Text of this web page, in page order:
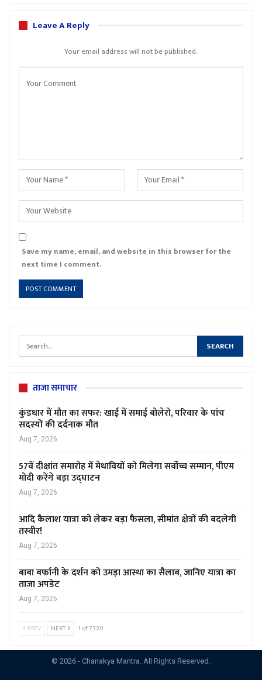
Leave A Reply
Your email address will not be published.
Save my name, email, and website in this browser for the
next time I comment.
ताजा समाचार
कुंडधार में मौत का सफर: खाई में समाई बोलेरो, परिवार के पांच
सदस्यों की दर्दनाक मौत
Aug 7, 2026
57वें दीक्षांत समारोह में मेधावियों को मिलेगा सर्वोच्च सम्मान, पीएम
मोदी करेंगे बड़ा उद्घाटन
Aug 7, 2026
आदि कैलाश यात्रा को लेकर बड़ा फैसला, सीमांत क्षेत्रों की बदलेगी
तस्वीर!
Aug 7, 2026
बाबा बर्फानी के दर्शन को उमड़ा आस्था का सैलाब, जानिए यात्रा का
ताजा अपडेट
Aug 7, 2026
PREV NEXT 1 of 7,320
© 2026 - Chanakya Mantra. All Rights Reserved.